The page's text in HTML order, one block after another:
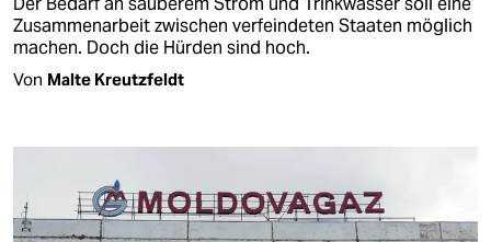
Zusammenarbeit zwischen verfeindeten Staaten möglich
machen. Doch die Hürden sind hoch.
Von Malte Kreutzfeldt